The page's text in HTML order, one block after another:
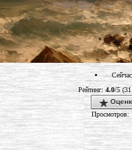
Рейтинг:4.0/5 (31
Просмотров: